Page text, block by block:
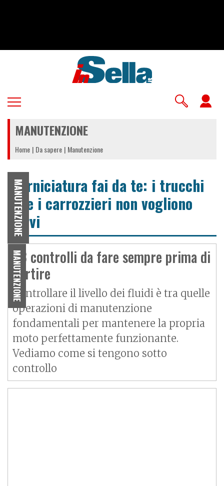
MANUTENZIONE
Home Da sapere Manutenzione
MANUTENZIONE
Verniciatura fai da te: i trucchi
che i carrozzieri non vogliono
dirvi
MANUTENZIONE
I 3 controlli da fare sempre prima di
partire
Controllare il livello dei fluidi è tra quelle
operazioni di manutenzione
fondamentali per mantenere la propria
moto perfettamente funzionante.
Vediamo come si tengono sotto
controllo